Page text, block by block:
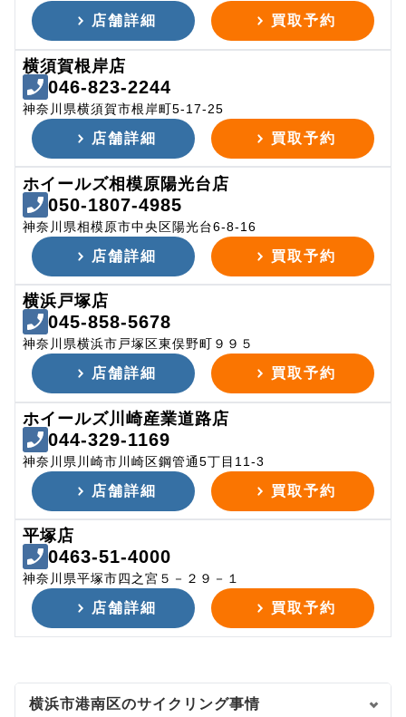
店舗詳細 買取予約
横須賀根岸店
046-823-2244
神奈川県横須賀市根岸町5-17-25
店舗詳細 買取予約
ホイールズ相模原陽光台店
050-1807-4985
神奈川県相模原市中央区陽光台6-8-16
店舗詳細 買取予約
横浜戸塚店
045-858-5678
神奈川県横浜市戸塚区東俣野町９９５
店舗詳細 買取予約
ホイールズ川崎産業道路店
044-329-1169
神奈川県川崎市川崎区鋼管通5丁目11-3
店舗詳細 買取予約
平塚店
0463-51-4000
神奈川県平塚市四之宮５－２９－１
店舗詳細 買取予約
横浜市港南区のサイクリング事情